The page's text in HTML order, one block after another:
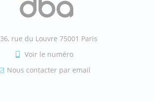
36, rue du Louvre 75001 Paris
Voir le numéro
Nous contacter par email